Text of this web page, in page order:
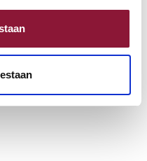
Sie Ihren Arbeitsplatz
Angebot an.